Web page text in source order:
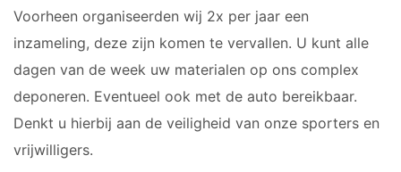
Voorheen organiseerden wij 2x per jaar een
inzameling, deze zijn komen te vervallen. U kunt alle
dagen van de week uw materialen op ons complex
deponeren. Eventueel ook met de auto bereikbaar.
Denkt u hierbij aan de veiligheid van onze sporters en
vrijwilligers.